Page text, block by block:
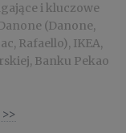
i kluczowe
(Danone,
Rafaello), IKEA,
Banku Pekao